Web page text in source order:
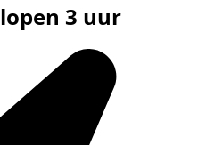
3 uur